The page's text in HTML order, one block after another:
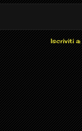
Iscriviti a: